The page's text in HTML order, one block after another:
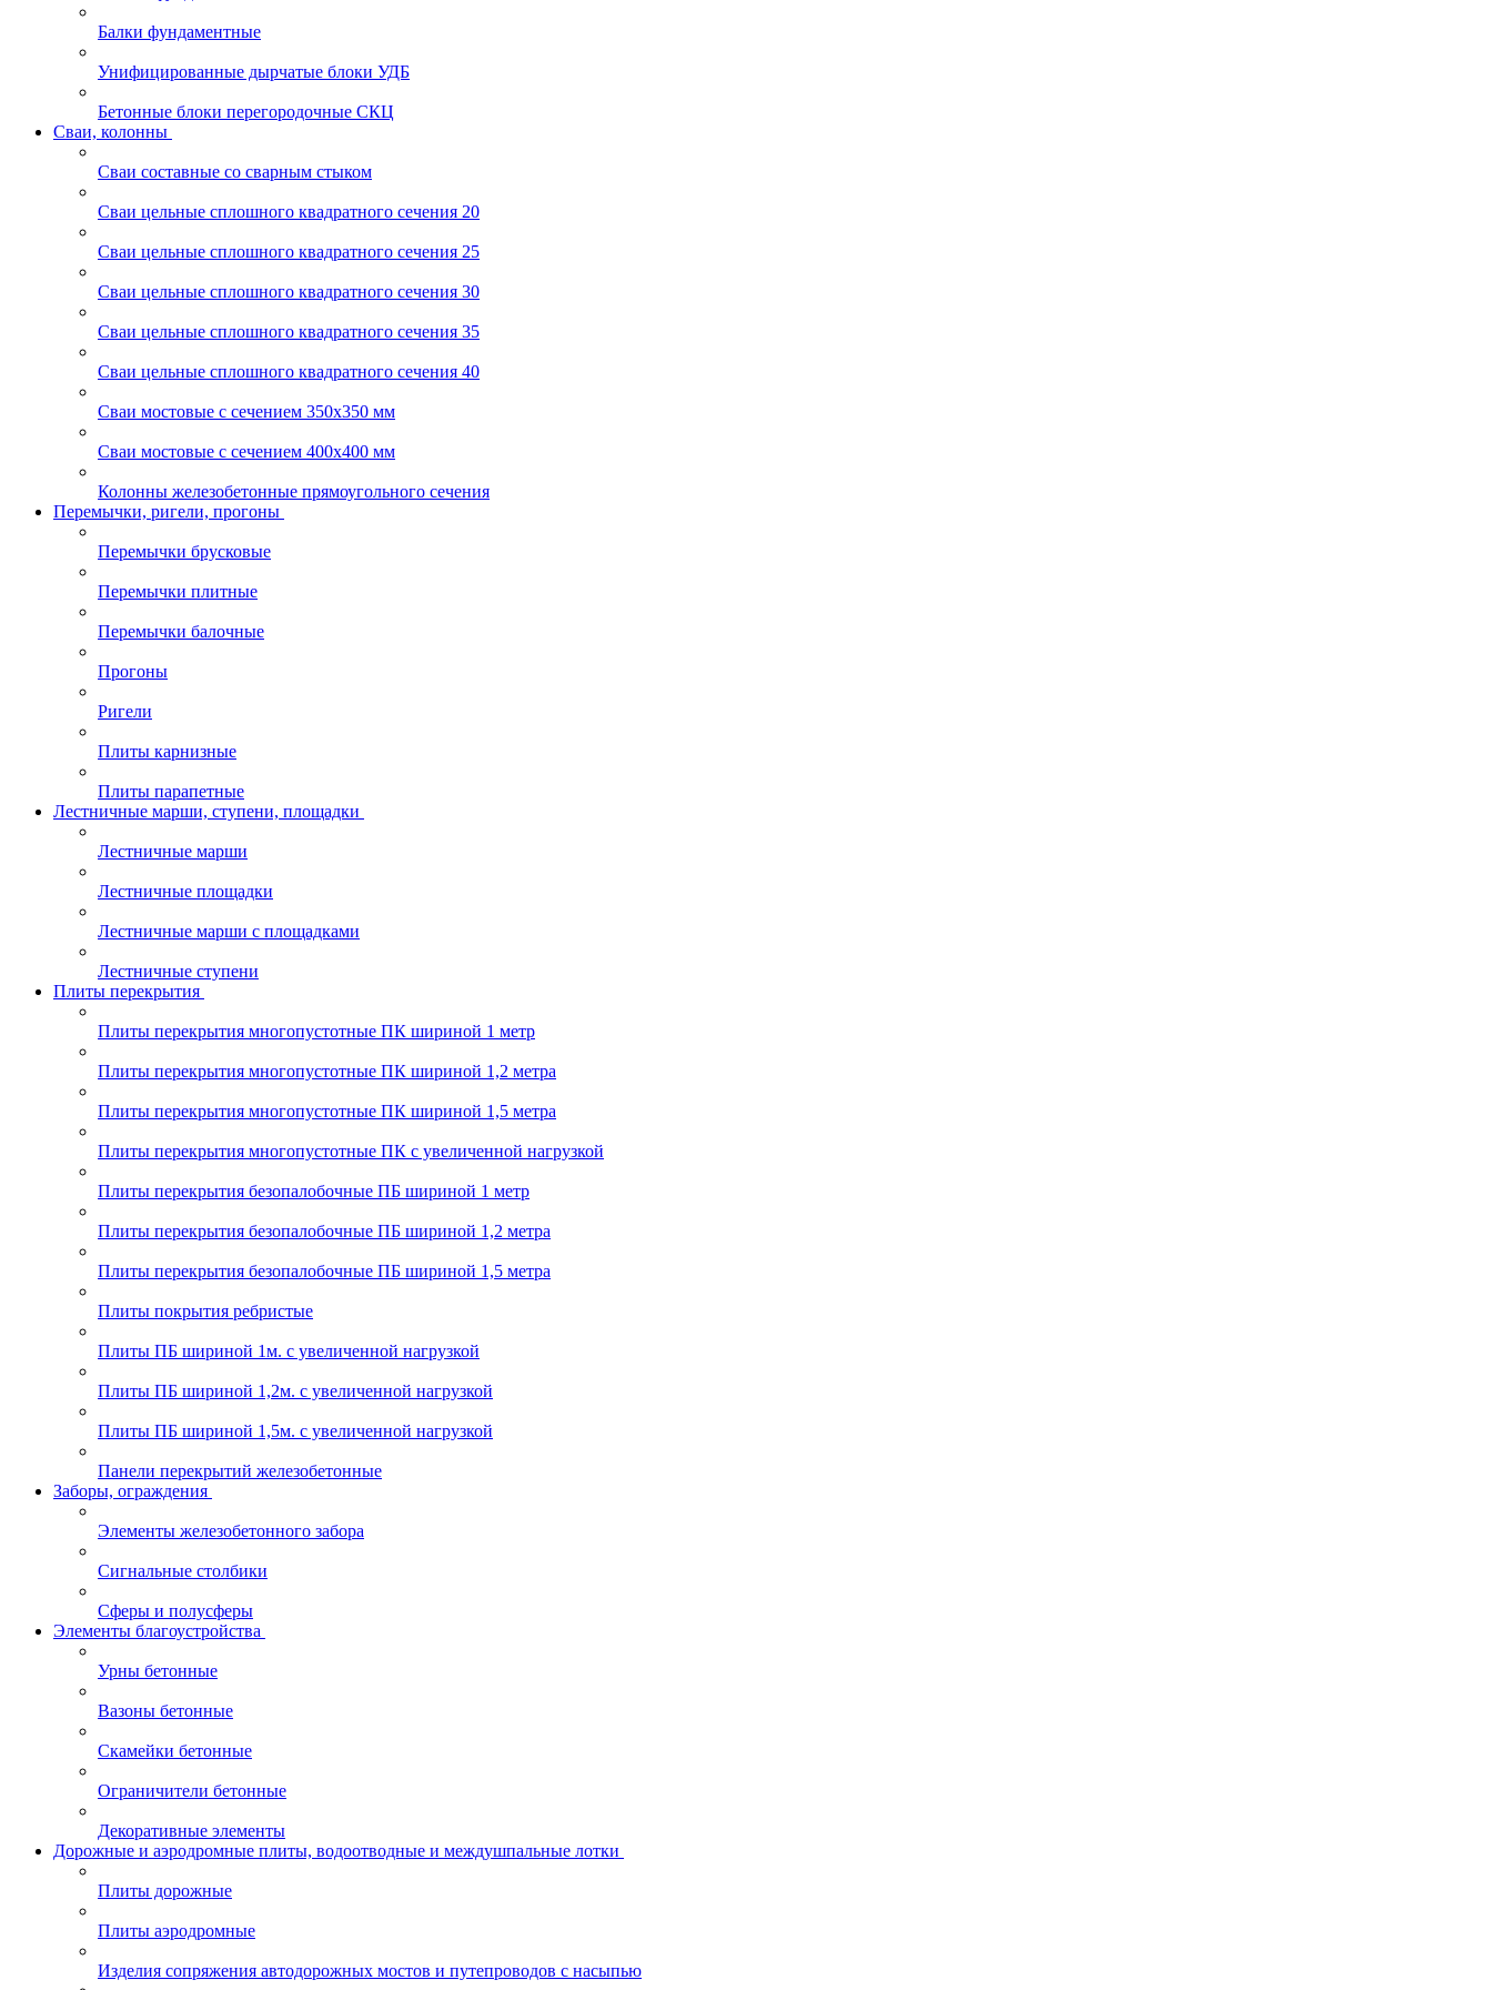
Балки фундаментные
Унифицированные дырчатые блоки УДБ
Бетонные блоки перегородочные СКЦ
Сваи, колонны
Сваи составные со сварным стыком
Сваи цельные сплошного квадратного сечения 20
Сваи цельные сплошного квадратного сечения 25
Сваи цельные сплошного квадратного сечения 30
Сваи цельные сплошного квадратного сечения 35
Сваи цельные сплошного квадратного сечения 40
Сваи мостовые с сечением 350х350 мм
Сваи мостовые с сечением 400х400 мм
Колонны железобетонные прямоугольного сечения
Перемычки, ригели, прогоны
Перемычки брусковые
Перемычки плитные
Перемычки балочные
Прогоны
Ригели
Плиты карнизные
Плиты парапетные
Лестничные марши, ступени, площадки
Лестничные марши
Лестничные площадки
Лестничные марши с площадками
Лестничные ступени
Плиты перекрытия
Плиты перекрытия многопустотные ПК шириной 1 метр
Плиты перекрытия многопустотные ПК шириной 1,2 метра
Плиты перекрытия многопустотные ПК шириной 1,5 метра
Плиты перекрытия многопустотные ПК с увеличенной нагрузкой
Плиты перекрытия безопалобочные ПБ шириной 1 метр
Плиты перекрытия безопалобочные ПБ шириной 1,2 метра
Плиты перекрытия безопалобочные ПБ шириной 1,5 метра
Плиты покрытия ребристые
Плиты ПБ шириной 1м. с увеличенной нагрузкой
Плиты ПБ шириной 1,2м. с увеличенной нагрузкой
Плиты ПБ шириной 1,5м. с увеличенной нагрузкой
Панели перекрытий железобетонные
Заборы, ограждения
Элементы железобетонного забора
Сигнальные столбики
Сферы и полусферы
Элементы благоустройства
Урны бетонные
Вазоны бетонные
Скамейки бетонные
Ограничители бетонные
Декоративные элементы
Дорожные и аэродромные плиты, водоотводные и междушпальные лотки
Плиты дорожные
Плиты аэродромные
Изделия сопряжения автодорожных мостов и путепроводов с насыпью